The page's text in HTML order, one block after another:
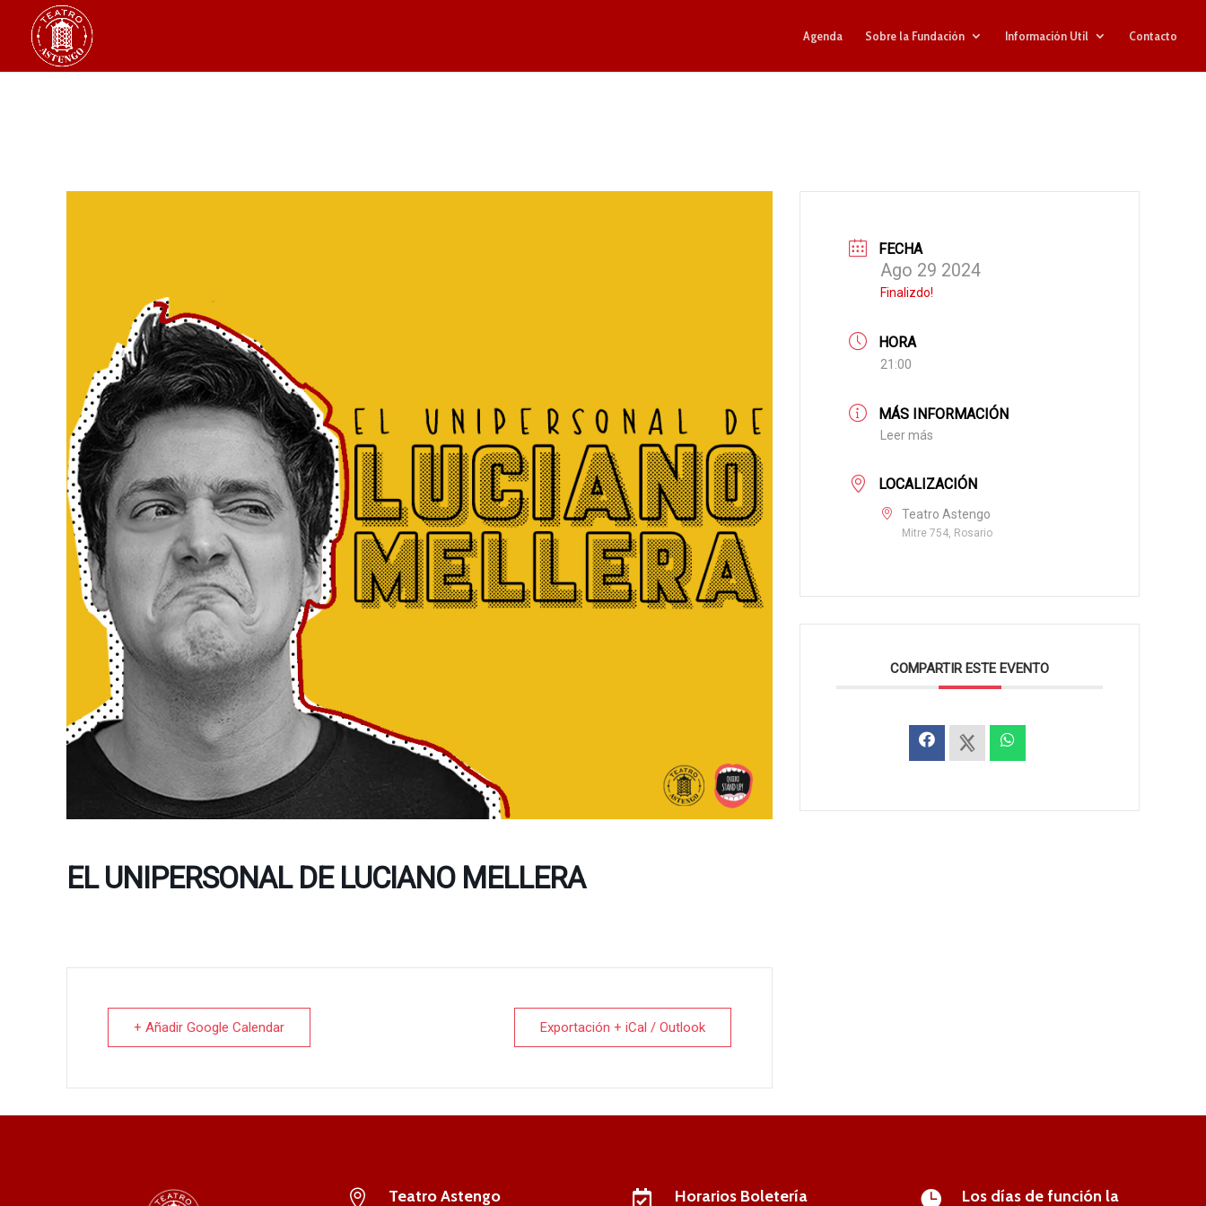
Agenda Sobre la Fundación Información Util Contacto
EL UNIPERSONAL DE LUCIANO MELLERA
+ Añadir Google Calendar Exportación + iCal / Outlook
FECHA
Ago 29 2024
Finalizdo!
HORA
21:00
MÁS INFORMACIÓN
Leer más
LOCALIZACIÓN
Teatro Astengo
Mitre 754, Rosario
COMPARTIR ESTE EVENTO
 Teatro Astengo  Horarios Boletería 
Los días de función la